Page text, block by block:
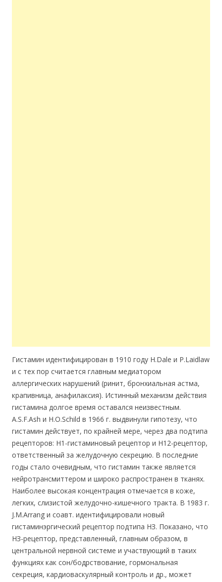
Гистамин идентифицирован в 1910 году H.Dale и P.Laidlaw
и с тех пор считается главным медиатором
аллергических нарушений (ринит, бронхиальная астма,
крапивница, анафилаксия). Истинный механизм действия
гистамина долгое время оставался неизвестным.
A.S.F.Ash и H.O.Schild в 1966 г. выдвинули гипотезу, что
гистамин действует, по крайней мере, через два подтипа
рецепторов: Н1-гистаминовый рецептор и Н12-рецептор,
ответственный за желудочную секрецию. В последние
годы стало очевидным, что гистамин также является
нейротрансмиттером и широко распространен в тканях.
Наиболее высокая концентрация отмечается в коже,
легких, слизистой желудочно-кишечного тракта. В 1983 г.
J.M.Arrang и соавт. идентифицировали новый
гистаминэргический рецептор подтипа НЗ. Показано, что
НЗ-рецептор, представленный, главным образом, в
центральной нервной системе и участвующий в таких
функциях как сон/бодрствование, гормональная
секреция, кардиоваскулярный контроль и др., может